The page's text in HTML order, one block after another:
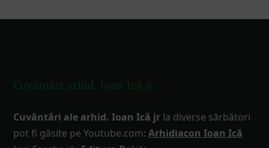
Cuvântări arhid. Ioan Ică jr
Cuvântări ale arhid. Ioan Ică jr la diverse sărbători
pot fi găsite pe Youtube.com:Arhidiacon Ioan Ică